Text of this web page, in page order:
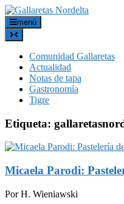
menú
Comunidad Gallaretas
Actualidad
Notas de tapa
Gastronomía
Tigre
Etiqueta:
Micaela Parodi:
Por H. Wieniawski